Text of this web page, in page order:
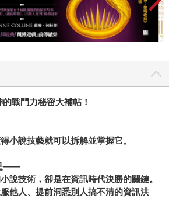
戰鬥力秘密大補帖！
小說技藝就可以拆解並掌握它。
——
說技術，卻是在資訊時代決勝的關鍵。
他人、提前洞悉別人搞不清的資訊洪